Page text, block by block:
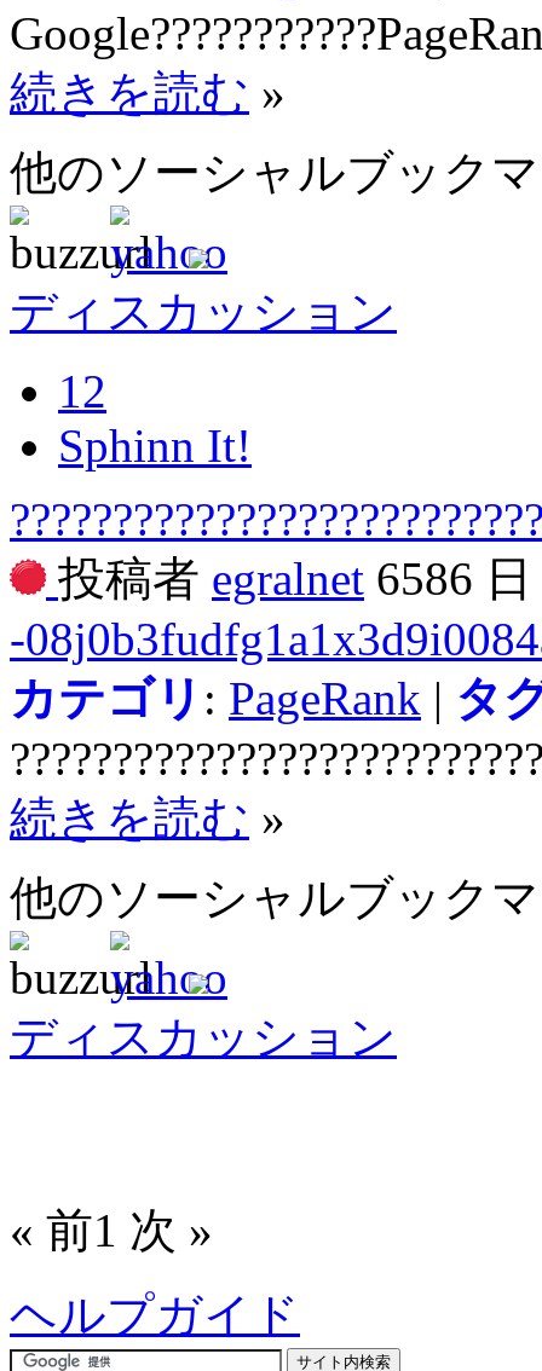
続きを読む »
他のソーシャルブック
ディスカッション
12
Sphinn It!
投稿者 egralnet 6586
-
カテゴリ : PageRank | タ
続きを読む »
他のソーシャルブック
ディスカッション
« 前1 次 »
ヘルプガイド